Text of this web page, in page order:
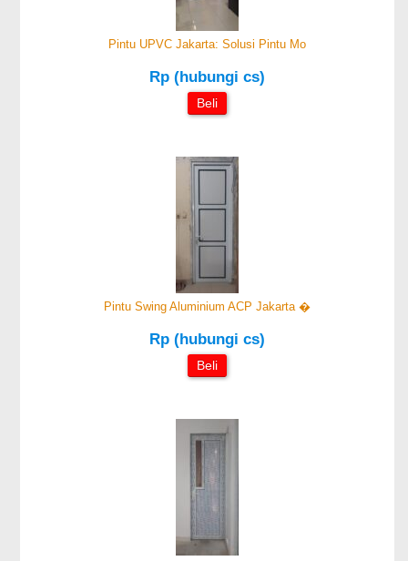
Pintu UPVC Jakarta: Solusi Pintu Mo
Rp (hubungi cs)
Beli
Pintu Swing Aluminium ACP Jakarta �
Rp (hubungi cs)
Beli